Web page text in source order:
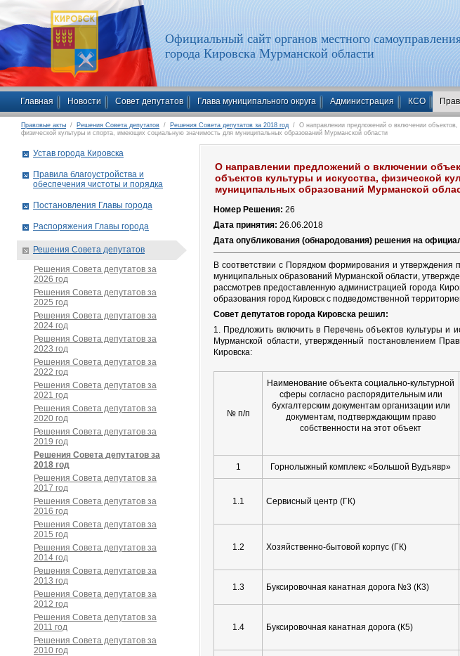
Официальный сайт органов местного
города Кировска Мурманской области
Главная Новости Совет депутатов Глава муниципального округа Администрация КСО
Правовые акты / Решения Совета депутатов / Решения Совета депутатов за 2018 год / О направлении предложений о включении объектов,
физической культуры и спорта, имеющих социальную значимость для муниципальных образований Мурманской области
О направлении предложений о включении
объектов культуры и искусства, физической
муниципальных образований Мурманской
Номер Решения: 26
Дата принятия: 26.06.2018
Дата опубликования (обнародования) решения на
В соответствии с Порядком формирования и утверждения
муниципальных образований Мурманской области,
рассмотрев предоставленную администрацией города
образования город Кировск с подведомственной
Совет депутатов города Кировска решил:
1. Предложить включить в Перечень объектов культуры и
Мурманской области, утвержденный постановлением
Кировска:
№ п/п
Наименование объекта социально-культурной
сферы согласно распорядительным или
бухгалтерским документам организации или
документам, подтверждающим право
собственности на этот объект
1 Горнолыжный комплекс «Большой Вудъявр»
1.1 Сервисный центр (ГК)
1.2 Хозяйственно-бытовой корпус (ГК)
1.3 Буксировочная канатная дорога №3 (К3)
1.4 Буксировочная канатная дорога (К5)
Устав города Кировска
Правила благоустройства и
обеспечения чистоты и порядка
Постановления Главы города
Распоряжения Главы города
Решения Совета депутатов
Решения Совета депутатов за
2026 год
Решения Совета депутатов за
2025 год
Решения Совета депутатов за
2024 год
Решения Совета депутатов за
2023 год
Решения Совета депутатов за
2022 год
Решения Совета депутатов за
2021 год
Решения Совета депутатов за
2020 год
Решения Совета депутатов за
2019 год
Решения Совета депутатов за
2018 год
Решения Совета депутатов за
2017 год
Решения Совета депутатов за
2016 год
Решения Совета депутатов за
2015 год
Решения Совета депутатов за
2014 год
Решения Совета депутатов за
2013 год
Решения Совета депутатов за
2012 год
Решения Совета депутатов за
2011 год
Решения Совета депутатов за
2010 год